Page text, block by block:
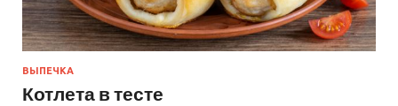
ВЫПЕЧКА
Котлета в тесте